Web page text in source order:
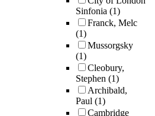
Sinfonia (1)
Franck, Melc
(1)
Mussorgsky
(1)
Cleobury,
Stephen (1)
Archibald,
Paul (1)
Cambridge